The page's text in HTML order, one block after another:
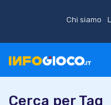
Chi siamo
Cerca per Tag